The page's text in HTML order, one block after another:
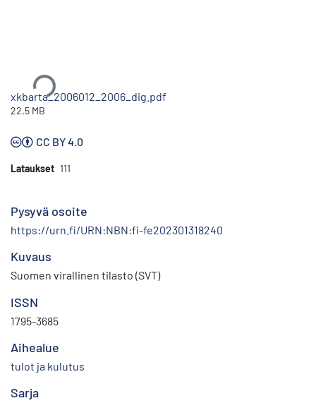
xkbarta_2006012_2006_dig.pdf
22.5 MB
CC BY 4.0
Lataukset 111
Pysyvä osoite
https://urn.fi/URN:NBN:fi-fe202301318240
Kuvaus
Suomen virallinen tilasto (SVT)
ISSN
1795-3685
Aihealue
tulot ja kulutus
Sarja